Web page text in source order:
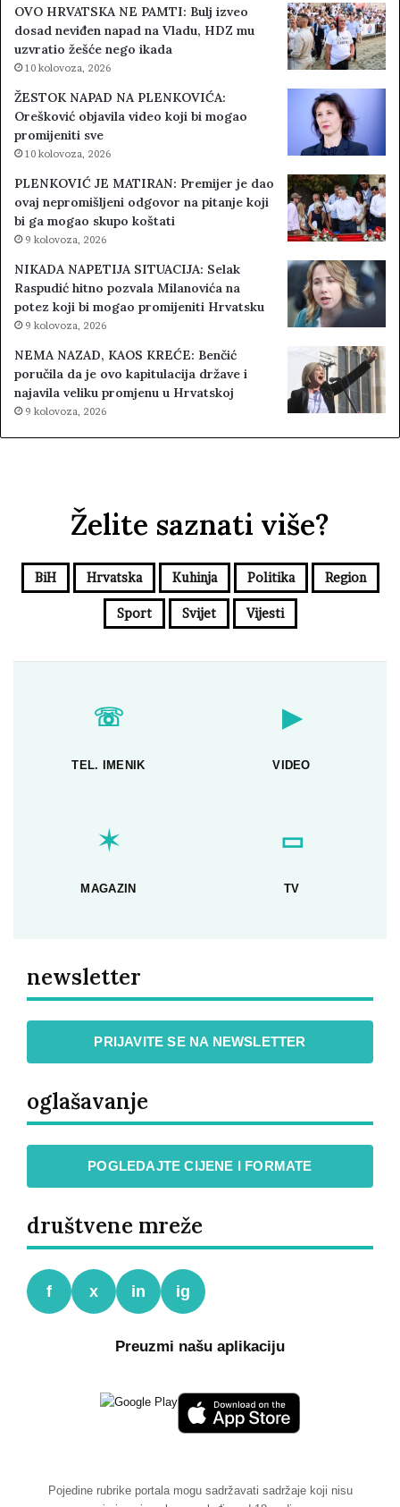
OVO HRVATSKA NE PAMTI: Bulj izveo
dosad neviđen napad na Vladu, HDZ mu
uzvratio žešće nego ikada
10 kolovoza, 2026
ŽESTOK NAPAD NA PLENKOVIĆA:
Orešković objavila video koji bi mogao
promijeniti sve
10 kolovoza, 2026
PLENKOVIĆ JE MATIRAN: Premijer je dao
ovaj nepromišljeni odgovor na pitanje koji
bi ga mogao skupo koštati
9 kolovoza, 2026
NIKADA NAPETIJA SITUACIJA: Selak
Raspudić hitno pozvala Milanovića na
potez koji bi mogao promijeniti Hrvatsku
9 kolovoza, 2026
NEMA NAZAD, KAOS KREĆE: Benčić
poručila da je ovo kapitulacija države i
najavila veliku promjenu u Hrvatskoj
9 kolovoza, 2026
Želite saznati više?
BiH Hrvatska Kuhinja Politika Region
Sport Svijet Vijesti
☏
TEL. IMENIK
▶
VIDEO
✶
MAGAZIN
▭
TV
newsletter
PRIJAVITE SE NA NEWSLETTER
oglašavanje
POGLEDAJTE CIJENE I FORMATE
društvene mreže
f x in ig
Preuzmi našu aplikaciju
Pojedine rubrike portala mogu sadržavati sadržaje koji nisu